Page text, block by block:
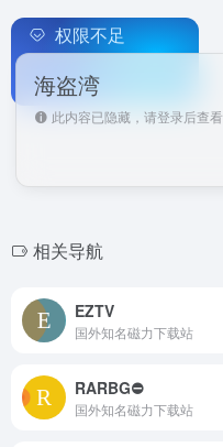
权限不足
海盗湾
此内容已隐藏，请登录后查看
相关导航
EZTV
国外知名磁力下载站
RARBG⛔
国外知名磁力下载站